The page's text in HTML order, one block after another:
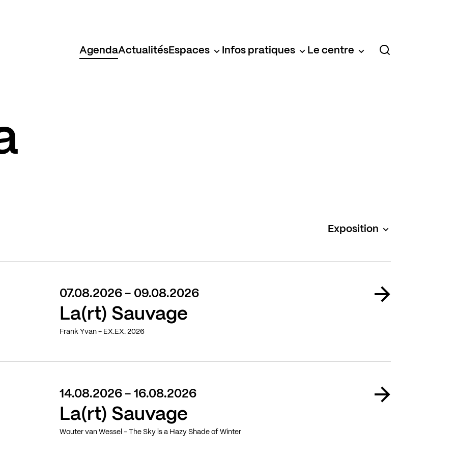
AgendaActualitésEspaces Infos pratiques Le centre
Exposition
07.08.2026 - 09.08.2026
La(rt) Sauvage
Frank Yvan - EX.EX. 2026
14.08.2026 - 16.08.2026
La(rt) Sauvage
Wouter van Wessel - The Sky is a Hazy Shade of Winter